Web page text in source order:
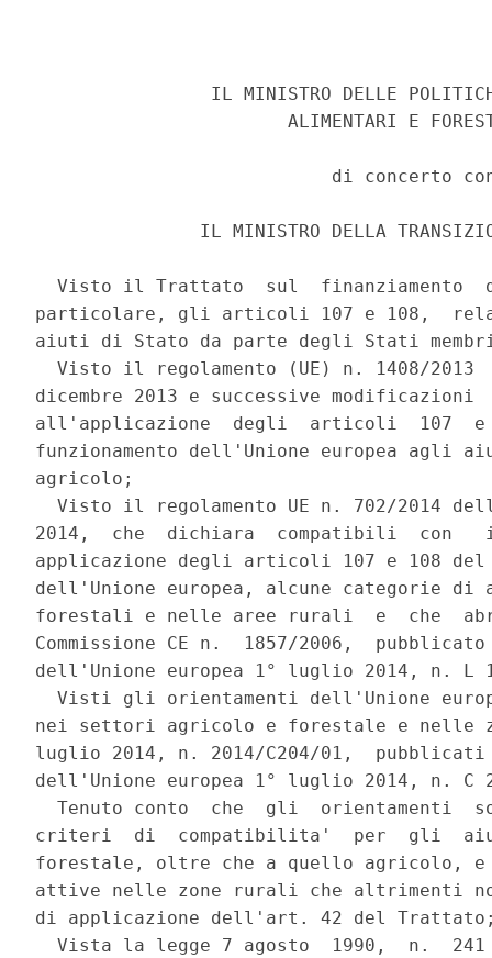
IL MINISTRO DELLE
ALIMENTARI E
di concerto
IL MINISTRO DELLA
Visto il Trattato  sul  finanziamento
particolare, gli articoli 107 e 108,
aiuti di Stato da parte degli Stati
Visto il regolamento (UE) n. 1408/2013
dicembre 2013 e successive
all'applicazione  degli  articoli  107
funzionamento dell'Unione europea agli
agricolo;
Visto il regolamento UE n. 702/2014
2014,  che  dichiara  compatibili  con
applicazione degli articoli 107 e 108 del
dell'Unione europea, alcune categorie
forestali e nelle aree rurali  e  che
Commissione CE n.  1857/2006,
dell'Unione europea 1° luglio 2014, n. L
Visti gli orientamenti dell'Unione
nei settori agricolo e forestale e nelle
luglio 2014, n. 2014/C204/01,
dell'Unione europea 1° luglio 2014, n. C
Tenuto conto  che  gli  orientamenti
criteri  di  compatibilita'  per  gli
forestale, oltre che a quello agricolo,
attive nelle zone rurali che altrimenti
di applicazione dell'art. 42 del
Vista la legge 7 agosto  1990,  n.